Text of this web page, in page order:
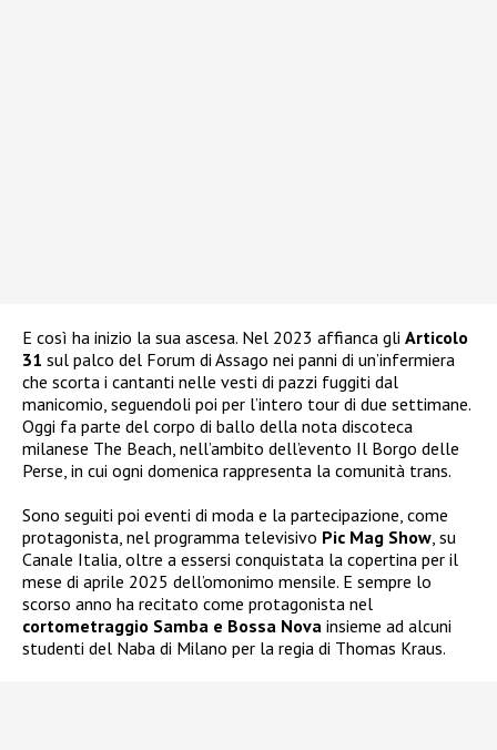
E così ha inizio la sua ascesa. Nel 2023 affianca gli Articolo
31 sul palco del Forum di Assago nei panni di un’infermiera
che scorta i cantanti nelle vesti di pazzi fuggiti dal
manicomio, seguendoli poi per l’intero tour di due settimane.
Oggi fa parte del corpo di ballo della nota discoteca
milanese The Beach, nell’ambito dell’evento Il Borgo delle
Perse, in cui ogni domenica rappresenta la comunità trans.
Sono seguiti poi eventi di moda e la partecipazione, come
protagonista, nel programma televisivo Pic Mag Show, su
Canale Italia, oltre a essersi conquistata la copertina per il
mese di aprile 2025 dell’omonimo mensile. E sempre lo
scorso anno ha recitato come protagonista nel
cortometraggio Samba e Bossa Nova insieme ad alcuni
studenti del Naba di Milano per la regia di Thomas Kraus.